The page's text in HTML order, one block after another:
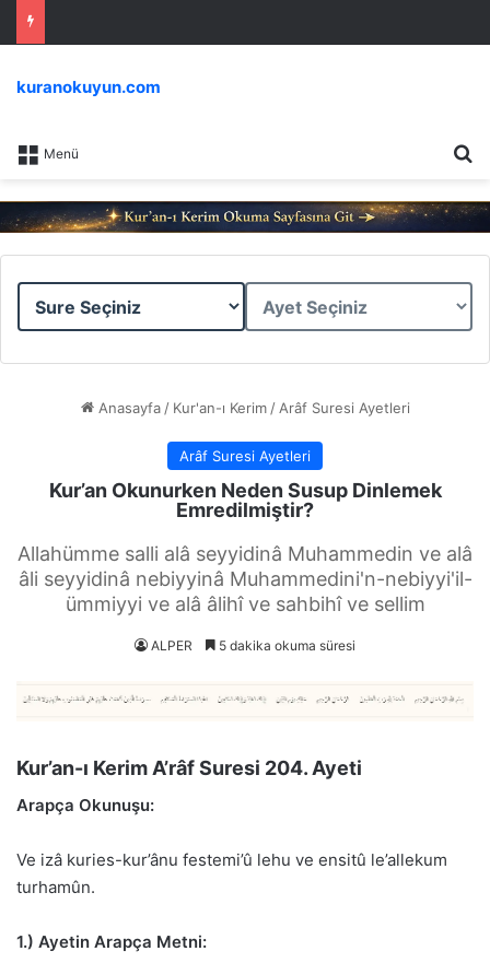
Menü
kuranokuyun.com
Sure
Ayet
Anasayfa / Kur'an-ı Kerim / Arâf Suresi Ayetleri
Arâf Suresi Ayetleri
Kur’an Okunurken Neden Susup Dinlemek
Emredilmiştir?
Allahümme salli alâ seyyidinâ Muhammedin ve alâ
âli seyyidinâ nebiyyinâ Muhammedini'n-nebiyyi'il-
ümmiyyi ve alâ âlihî ve sahbihî ve sellim
ALPER 5 dakika okuma süresi
Kur’an-ı Kerim A’râf Suresi 204. Ayeti
Arapça Okunuşu:
Ve izâ kuries-kur’ânu festemi’û lehu ve ensitû le’allekum
turhamûn.
1.) Ayetin Arapça Metni: